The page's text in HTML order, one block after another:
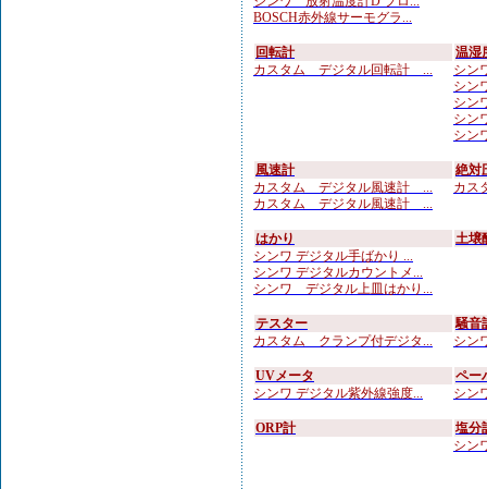
BOSCH赤外線サーモグラ...
回転計
カスタム デジタル回転計 ...
温湿
シン
シン
シン
シン
シン
風速計
カスタム デジタル風速計 ...
カスタム デジタル風速計 ...
絶対
カス
はかり
シンワ デジタル手ばかり ...
シンワ デジタルカウントメ...
シンワ デジタル上皿はかり...
土壌
テスター
カスタム クランプ付デジタ...
騒音
シン
UVメータ
シンワ デジタル紫外線強度...
ペー
シン
ORP計
塩分
シン